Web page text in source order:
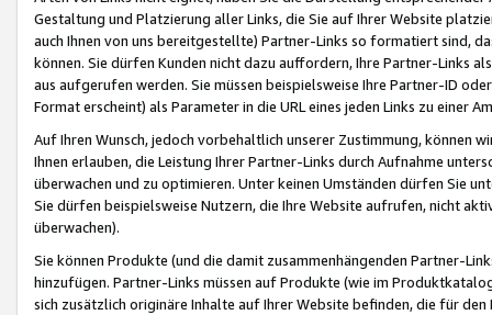
Gestaltung und Platzierung aller Links, die Sie auf Ihrer Website
auch Ihnen von uns bereitgestellte) Partner-Links so formatiert sind,
können. Sie dürfen Kunden nicht dazu auffordern, Ihre Partner-Links
aus aufgerufen werden. Sie müssen beispielsweise Ihre Partner-ID
Format erscheint) als Parameter in die URL eines jeden Links zu einer
Auf Ihren Wunsch, jedoch vorbehaltlich unserer Zustimmung, können
Ihnen erlauben, die Leistung Ihrer Partner-Links durch Aufnahme
überwachen und zu optimieren. Unter keinen Umständen dürfen Sie
Sie dürfen beispielsweise Nutzern, die Ihre Website aufrufen, nicht
überwachen).
Sie können Produkte (und die damit zusammenhängenden Partner-
hinzufügen. Partner-Links müssen auf Produkte (wie im
sich zusätzlich originäre Inhalte auf Ihrer Website befinden, die für